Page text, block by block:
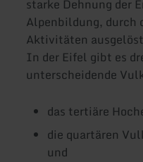
starke Dehnung der
Alpenbildung, durch
Aktivitäten
In der Eifel gibt es
unterscheidende
das tertiäre
die quartären
und